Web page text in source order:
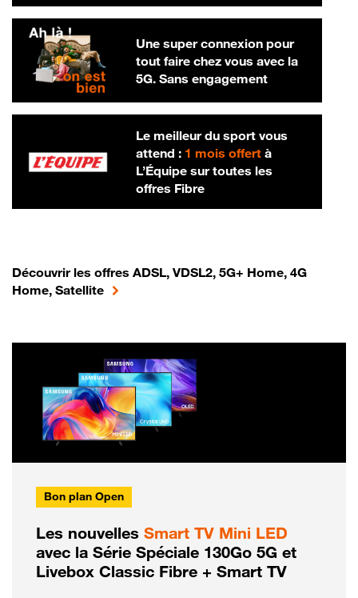
Une super connexion pour
tout faire chez vous avec la
5G. Sans engagement
Le meilleur du sport vous
attend : 1 mois offertà
L’Équipe sur toutes les
offres Fibre
Découvrir les offres ADSL, VDSL2, 5G+ Home, 4G
Home, Satellite
Bon plan Open
Les nouvelles Smart TV Mini LED
avec la Série Spéciale 130Go 5G et
Livebox Classic Fibre + Smart TV